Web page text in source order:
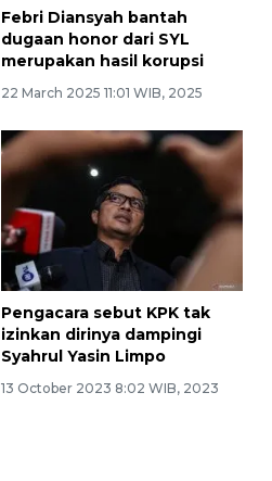
Febri Diansyah bantah
dugaan honor dari SYL
merupakan hasil korupsi
22 March 2025 11:01 WIB, 2025
Pengacara sebut KPK tak
izinkan dirinya dampingi
Syahrul Yasin Limpo
13 October 2023 8:02 WIB, 2023